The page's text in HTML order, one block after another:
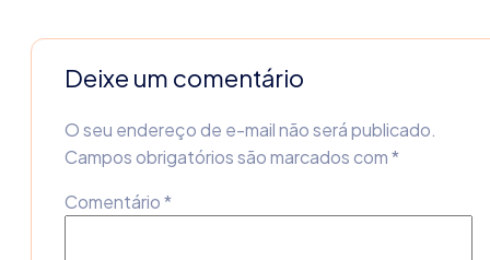
Deixe um comentário
O seu endereço de e-mail não será publicado.
Campos obrigatórios são marcados com*
Comentário*